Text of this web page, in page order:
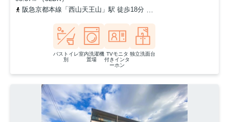
阪急京都本線「西山天王山」駅 徒歩18分
バストイレ
別
室内洗濯機
置場
TVモニタ
付きインタ
ーホン
独立洗面台